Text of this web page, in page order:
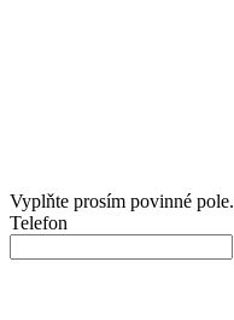
Vyplňte prosím povinné pole.
Telefon